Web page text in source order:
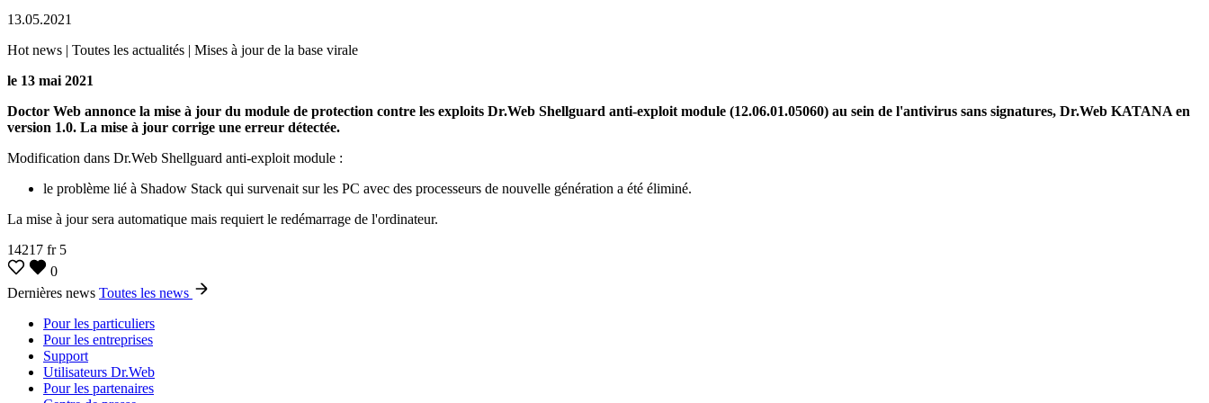
13.05.2021
Hot news | Toutes les actualités | Mises à jour de la base virale
le 13 mai 2021
Doctor Web annonce la mise à jour du module de protection contre les exploits Dr.Web Shellguard anti-exploit module (12.06.01.05060) au sein de l'antivirus sans signatures, Dr.Web KATANA en
version 1.0. La mise à jour corrige une erreur détectée.
Modification dans Dr.Web Shellguard anti-exploit module :
le problème lié à Shadow Stack qui survenait sur les PC avec des processeurs de nouvelle génération a été éliminé.
La mise à jour sera automatique mais requiert le redémarrage de l'ordinateur.
14217 fr 5
0
Dernières news Toutes les news
Pour les particuliers
Pour les entreprises
Support
Utilisateurs Dr.Web
Pour les partenaires